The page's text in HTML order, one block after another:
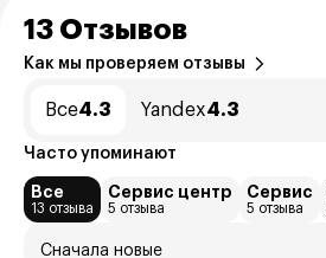
13 Отзывов
Как мы проверяем отзывы
Все4.3 Yandex4.3
Часто упоминают
Все
13 отзыва
Сервис центр
5 отзыва
Сервис
5 отзыва
Сначала новые